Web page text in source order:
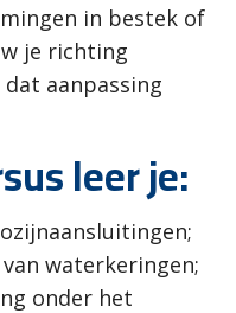
in bestek of
je richting
aanpassing
leer je:
waterkeringen;
onder het